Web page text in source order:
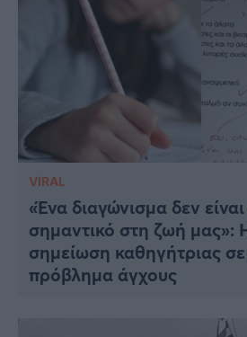
VIRAL
«Ένα διαγώνισμα δεν είναι
σημαντικό στη ζωή μας»:
σημείωση καθηγήτριας
πρόβλημα άγχους